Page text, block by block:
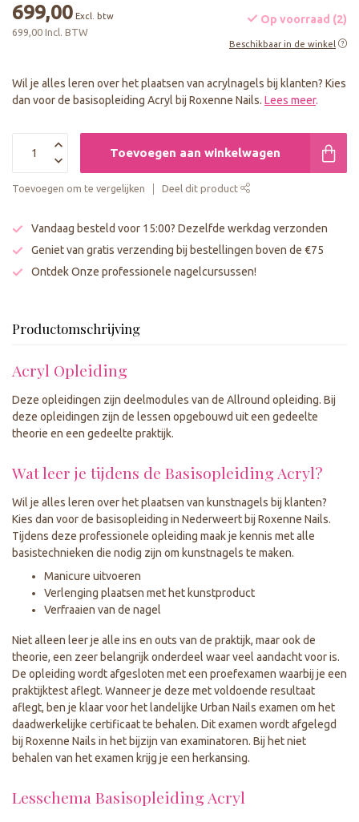
699,00 Excl. btw
699,00 Incl. BTW
Op voorraad (2)
Beschikbaar in de winkel
Wil je alles leren over het plaatsen van acrylnagels bij klanten? Kies
dan voor de basisopleiding Acryl bij Roxenne Nails. Lees meer.
Toevoegen aan winkelwagen
Toevoegen om te vergelijken Deel dit product
Vandaag besteld voor 15:00? Dezelfde werkdag verzonden
Geniet van gratis verzending bij bestellingen boven de €75
Ontdek Onze professionele nagelcursussen!
Productomschrijving
Acryl Opleiding
Deze opleidingen zijn deelmodules van de Allround opleiding. Bij
deze opleidingen zijn de lessen opgebouwd uit een gedeelte
theorie en een gedeelte praktijk.
Wat leer je tijdens de Basisopleiding Acryl?
Wil je alles leren over het plaatsen van kunstnagels bij klanten?
Kies dan voor de basisopleiding in Nederweert bij Roxenne Nails.
Tijdens deze professionele opleiding maak je kennis met alle
basistechnieken die nodig zijn om kunstnagels te maken.
Manicure uitvoeren
Verlenging plaatsen met het kunstproduct
Verfraaien van de nagel
Niet alleen leer je alle ins en outs van de praktijk, maar ook de
theorie, een zeer belangrijk onderdeel waar veel aandacht voor is.
De opleiding wordt afgesloten met een proefexamen waarbij je een
praktijktest aflegt. Wanneer je deze met voldoende resultaat
aflegt, ben je klaar voor het landelijke Urban Nails examen om het
daadwerkelijke certificaat te behalen. Dit examen wordt afgelegd
bij Roxenne Nails in het bijzijn van examinatoren. Bij het niet
behalen van het examen krijg je een herkansing.
Lesschema Basisopleiding Acryl